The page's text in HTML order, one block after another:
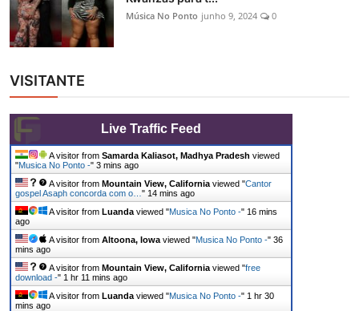
Música No Ponto junho 9, 2024 0
VISITANTE
Live Traffic Feed
A visitor from Samarda Kaliasot, Madhya Pradesh viewed
"Musica No Ponto -" 3 mins ago
A visitor from Mountain View, California viewed "Cantor
gospel Asaph concorda com o… " 14 mins ago
A visitor from Luanda viewed "Musica No Ponto -" 16 mins
ago
A visitor from Altoona, Iowa viewed "Musica No Ponto -" 36
mins ago
A visitor from Mountain View, California viewed "free
download -" 1 hr 11 mins ago
A visitor from Luanda viewed "Musica No Ponto -" 1 hr 30
mins ago